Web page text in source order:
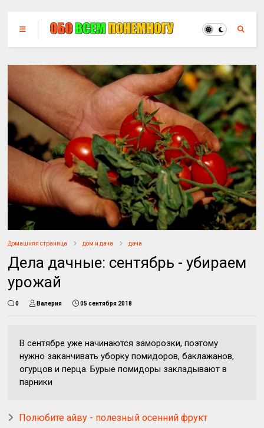
Домашняя страница дом и дача дача
Дела дачные: сентябрь - убираем
урожай
0 Валерия 05 сентября 2018
В сентябре уже начинаются заморозки, поэтому
нужно заканчивать уборку помидоров, баклажанов,
огурцов и перца. Бурые помидоры закладывают в
парники
Полюбите айву - полезный осенний фрукт